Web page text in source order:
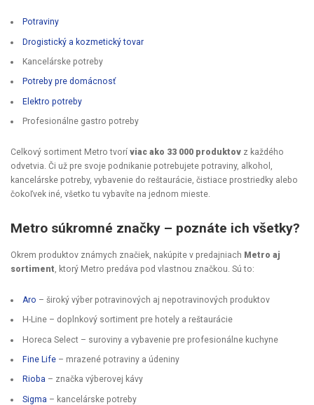
Potraviny
Drogistický a kozmetický tovar
Kancelárske potreby
Potreby pre domácnosť
Elektro potreby
Profesionálne gastro potreby
Celkový sortiment Metro tvorí viac ako 33 000 produktov z každého
odvetvia. Či už pre svoje podnikanie potrebujete potraviny, alkohol,
kancelárske potreby, vybavenie do reštaurácie, čistiace prostriedky alebo
čokoľvek iné, všetko tu vybavíte na jednom mieste.
Metro súkromné značky – poznáte ich všetky?
Okrem produktov známych značiek, nakúpite v predajniach Metro aj
sortiment, ktorý Metro predáva pod vlastnou značkou. Sú to:
Aro – široký výber potravinových aj nepotravinových produktov
H-Line – doplnkový sortiment pre hotely a reštaurácie
Horeca Select – suroviny a vybavenie pre profesionálne kuchyne
Fine Life – mrazené potraviny a údeniny
Rioba – značka výberovej kávy
Sigma – kancelárske potreby